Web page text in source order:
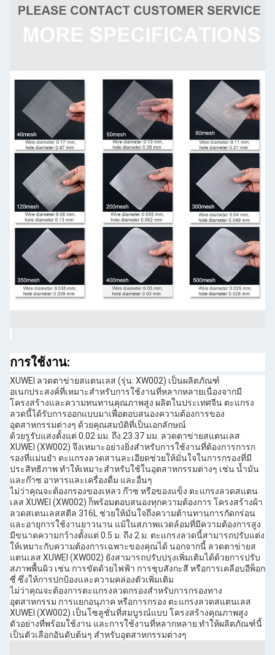
การใช้งาน:
XUWEI ลวดตาข่ายสแตนเลส (รุ่น: XW002) เป็นผลิตภัณฑ์
อเนกประสงค์ที่เหมาะสำหรับการใช้งานที่หลากหลายเนื่องจากมี
โครงสร้างและความทนทานคุณภาพสูง ผลิตในประเทศจีน ตะแกรง
ลวดนี้ได้รับการออกแบบมาเพื่อตอบสนองความต้องการของ
อุตสาหกรรมต่างๆ ด้วยคุณสมบัติที่เป็นเอกลักษณ์
ด้วยรูรับแสงตั้งแต่ 0.02 มม. ถึง 23.37 มม. ลวดตาข่ายสแตนเลส
XUWEI (XW002) จึงเหมาะอย่างยิ่งสำหรับการใช้งานที่ต้องการการก
รองที่แม่นยำ ตะแกรงลวดสานละเอียดช่วยให้มั่นใจในการกรองที่มี
ประสิทธิภาพ ทำให้เหมาะสำหรับใช้ในอุตสาหกรรมต่างๆ เช่น น้ำมัน
และก๊าซ อาหารและเครื่องดื่ม และอื่นๆ
ไม่ว่าคุณจะต้องกรองของเหลว ก๊าซ หรือของแข็ง ตะแกรงลวดสแตน
เลส XUWEI (XW002) ก็พร้อมตอบสนองทุกความต้องการ โครงสร้างผ้า
ลวดสเตนเลสสตีล 316L ช่วยให้มั่นใจถึงความต้านทานการกัดกร่อน
และอายุการใช้งานยาวนาน แม้ในสภาพแวดล้อมที่มีความต้องการสูง
มีขนาดความกว้างตั้งแต่ 0.5 ม. ถึง 2 ม. ตะแกรงลวดนี้สามารถปรับแต่ง
ให้เหมาะกับความต้องการเฉพาะของคุณได้ นอกจากนี้ ลวดตาข่ายส
แตนเลส XUWEI (XW002) ยังสามารถปรับปรุงเพิ่มเติมได้ด้วยการปรับ
สภาพพื้นผิว เช่น การขัดด้วยไฟฟ้า การชุบสังกะสี หรือการเคลือบอีพ็อก
ซี่ ซึ่งให้การปกป้องและความคล่องตัวเพิ่มเติม
ไม่ว่าคุณจะต้องการตะแกรงลวดกรองสำหรับการกรองทาง
อุตสาหกรรม การแยกอนุภาค หรือการกรอง ตะแกรงลวดสแตนเลส
XUWEI (XW002) เป็นโซลูชั่นที่สมบูรณ์แบบ โครงสร้างคุณภาพสูง
ตัวอย่างที่พร้อมใช้งาน และการใช้งานที่หลากหลาย ทำให้ผลิตภัณฑ์นี้
เป็นตัวเลือกอันดับต้นๆ สำหรับอุตสาหกรรมต่างๆ